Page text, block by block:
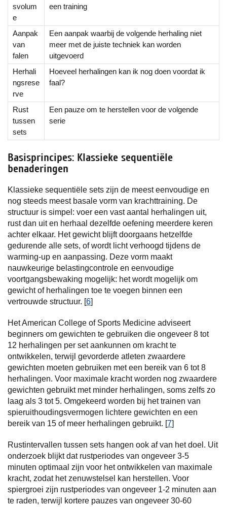
svolum
e
een training
Aanpak
van
falen
Een aanpak waarbij de volgende herhaling niet
meer met de juiste techniek kan worden
uitgevoerd
Herhali
ngsrese
rve
Hoeveel herhalingen kan ik nog doen voordat ik
faal?
Rust
tussen
sets
Een pauze om te herstellen voor de volgende
serie
Basisprincipes: Klassieke sequentiële
benaderingen
Klassieke sequentiële sets zijn de meest eenvoudige en
nog steeds meest basale vorm van krachttraining. De
structuur is simpel: voer een vast aantal herhalingen uit,
rust dan uit en herhaal dezelfde oefening meerdere keren
achter elkaar. Het gewicht blijft doorgaans hetzelfde
gedurende alle sets, of wordt licht verhoogd tijdens de
warming-up en aanpassing. Deze vorm maakt
nauwkeurige belastingcontrole en eenvoudige
voortgangsbewaking mogelijk: het wordt mogelijk om
gewicht of herhalingen toe te voegen binnen een
vertrouwde structuur. [6]
Het American College of Sports Medicine adviseert
beginners om gewichten te gebruiken die ongeveer 8 tot
12 herhalingen per set aankunnen om kracht te
ontwikkelen, terwijl gevorderde atleten zwaardere
gewichten moeten gebruiken met een bereik van 6 tot 8
herhalingen. Voor maximale kracht worden nog zwaardere
gewichten gebruikt met minder herhalingen, soms zelfs zo
laag als 3 tot 5. Omgekeerd worden bij het trainen van
spieruithoudingsvermogen lichtere gewichten en een
bereik van 15 of meer herhalingen gebruikt. [7]
Rustintervallen tussen sets hangen ook af van het doel. Uit
onderzoek blijkt dat rustperiodes van ongeveer 3-5
minuten optimaal zijn voor het ontwikkelen van maximale
kracht, zodat het zenuwstelsel kan herstellen. Voor
spiergroei zijn rustperiodes van ongeveer 1-2 minuten aan
te raden, terwijl kortere pauzes van ongeveer 30-60